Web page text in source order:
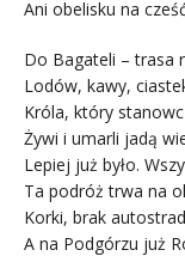
Ani obelisku na
Do Bagateli – trasa
Lodów, kawy,
Króla, który
Żywi i umarli jadą
Lepiej już było.
Ta podróż trwa na
Korki, brak
A na Podgórzu już